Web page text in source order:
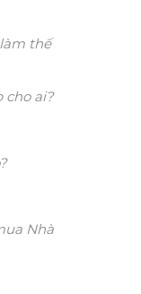
thế
cho ai?
Nhà